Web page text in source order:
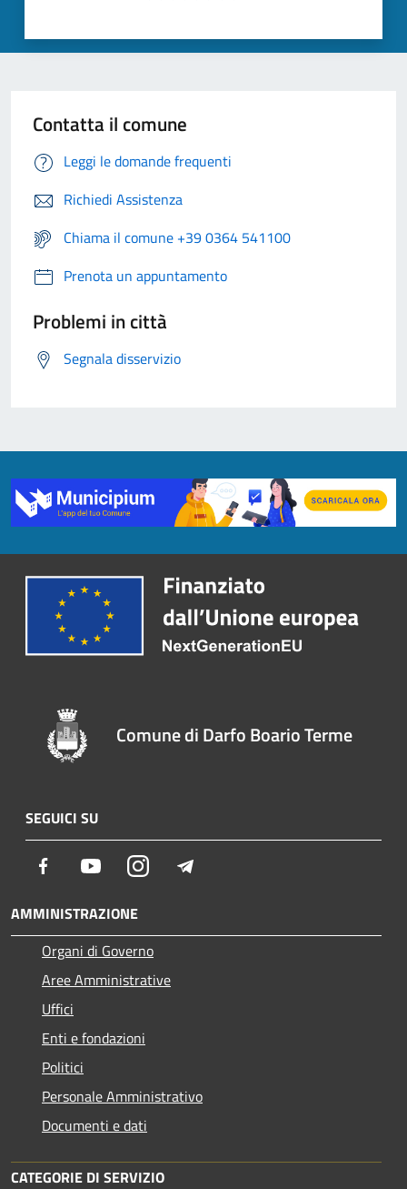
Contatta il comune
Leggi le domande frequenti
Richiedi Assistenza
Chiama il comune +39 0364 541100
Prenota un appuntamento
Problemi in città
Segnala disservizio
Comune di Darfo Boario Terme
SEGUICI SU
Facebook YoutubeInstagram
AMMINISTRAZIONE
Organi di Governo
Aree Amministrative
Uffici
Enti e fondazioni
Politici
Personale Amministrativo
Documenti e dati
CATEGORIE DI SERVIZIO